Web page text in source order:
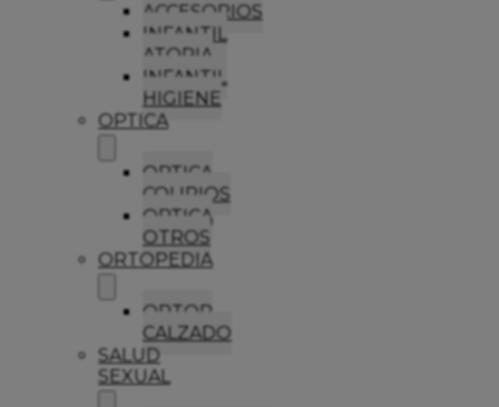
ACCESORIOS
INFANTIL
ATOPIA
INFANTIL
HIGIENE
OPTICA
OPTICA
COLIRIOS
OPTICA
OTROS
ORTOPEDIA
ORTOP
CALZADO
SALUD
SEXUAL